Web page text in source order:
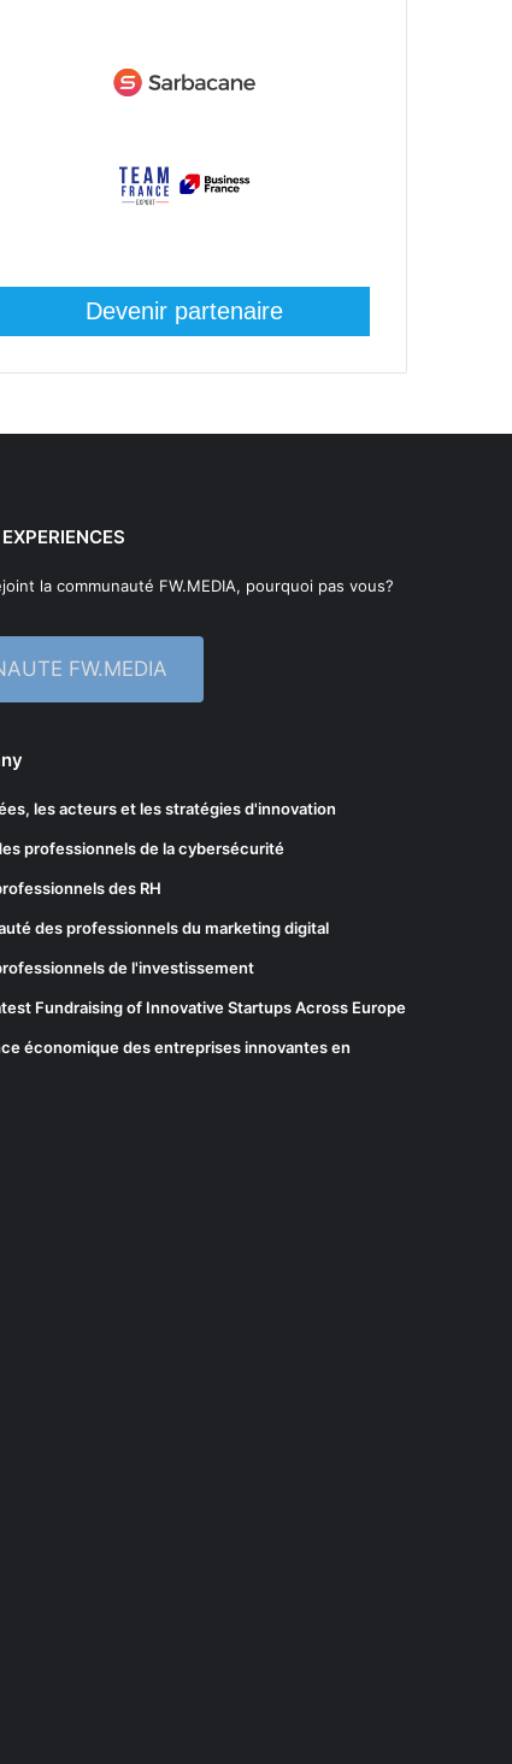
Devenir partenaire
la communauté FW.MEDIA, pourquoi pas vous?
FW.MEDIA
les acteurs et les stratégies d'innovation
professionnels de la cybersécurité
des RH
des professionnels du marketing digital
de l'investissement
Fundraising of Innovative Startups Across Europe
économique des entreprises innovantes en